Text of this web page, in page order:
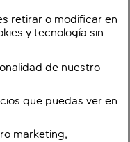
retirar o modificar en
y tecnología sin
de nuestro
que puedas ver en
marketing;